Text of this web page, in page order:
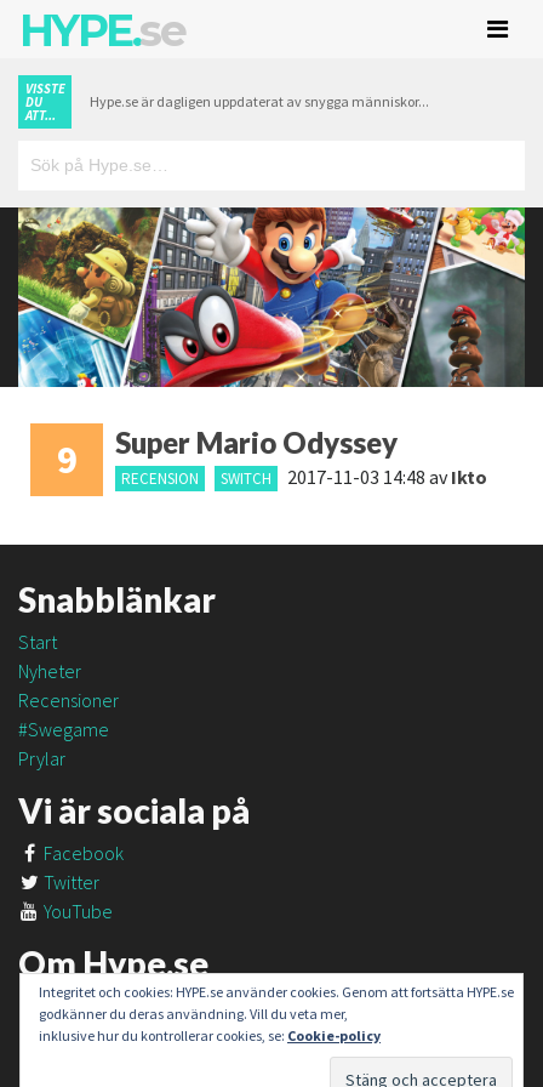
HYPE.se
VISSTE
DU
ATT...
Hype.se är dagligen uppdaterat av snygga människor...
9 Super Mario Odyssey
RECENSION SWITCH 2017-11-03 14:48 avIkto
Snabblänkar
Start
Nyheter
Recensioner
#Swegame
Prylar
Vi är sociala på
Facebook
Twitter
YouTube
Om Hype.se
Om oss
Om #SweGame
Integritet och cookies: HYPE.se använder cookies. Genom att fortsätta HYPE.se
godkänner du deras användning. Vill du veta mer,
inklusive hur du kontrollerar cookies, se: Cookie-policy